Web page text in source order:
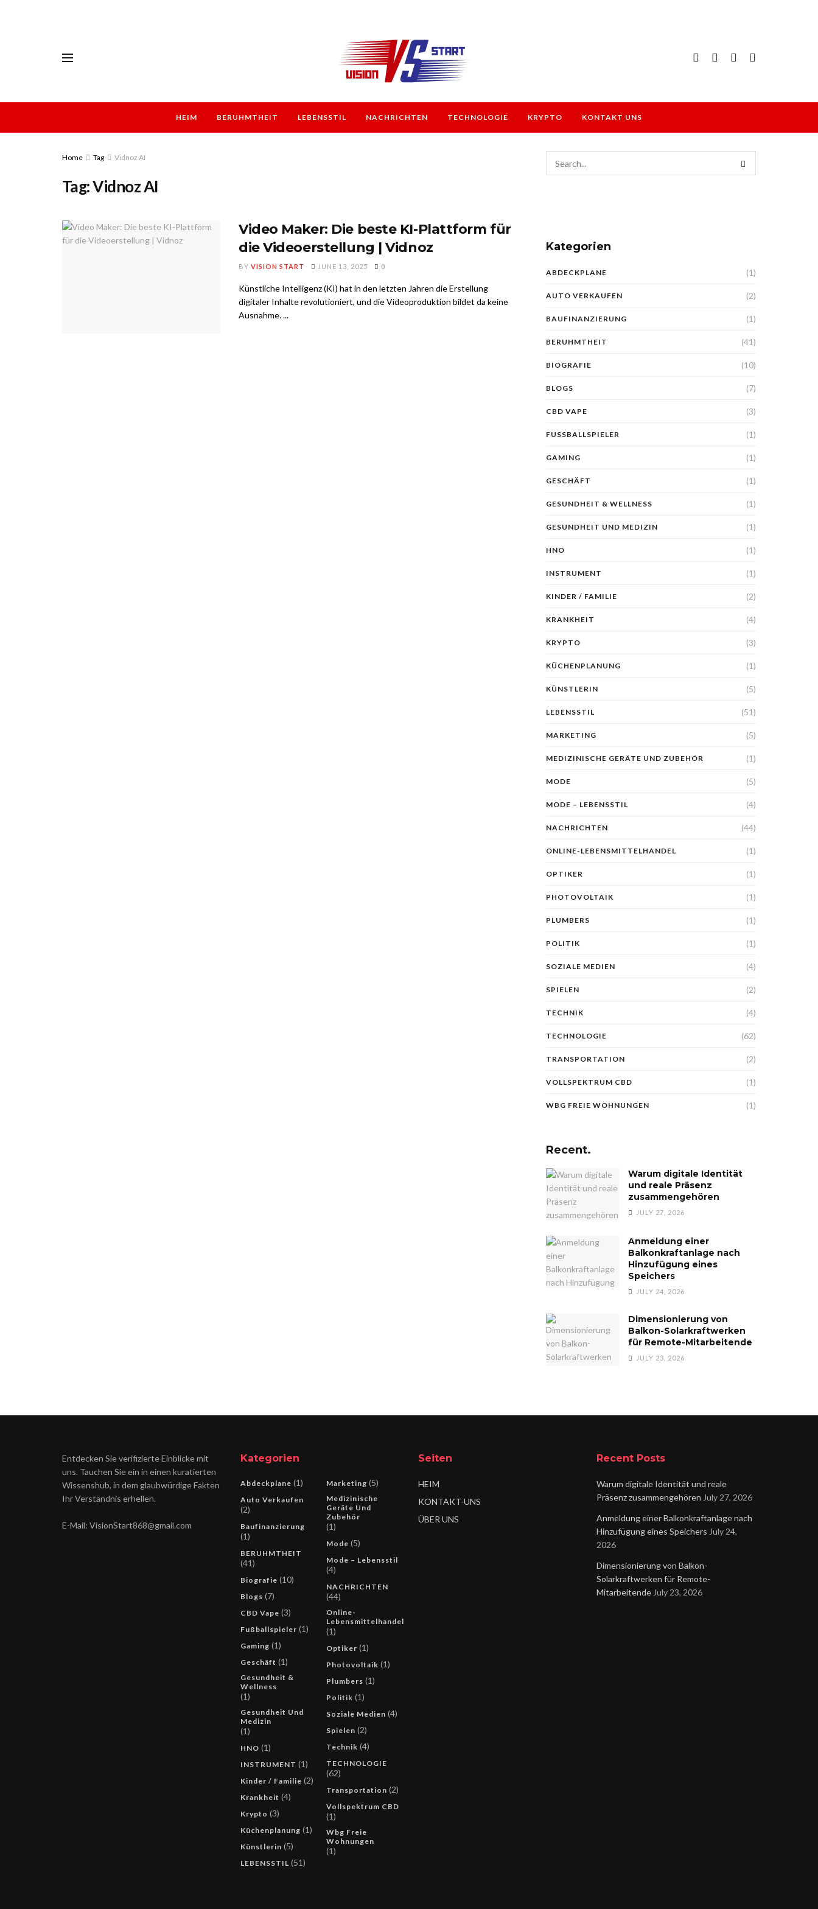
HEIM BERUHMTHEIT LEBENSSTIL NACHRICHTEN TECHNOLOGIE KRYPTO KONTAKT UNS
Home Tag Vidnoz AI
Tag:Vidnoz AI
Video Maker: Die beste KI-Plattform für
die Videoerstellung | Vidnoz
BY VISION START JUNE 13, 2025 0
Künstliche Intelligenz (KI) hat in den letzten Jahren die Erstellung
digitaler Inhalte revolutioniert, und die Videoproduktion bildet da keine
Ausnahme. ...
Kategorien
ABDECKPLANE (1)
AUTO VERKAUFEN (2)
BAUFINANZIERUNG (1)
BERUHMTHEIT (41)
BIOGRAFIE (10)
BLOGS (7)
CBD VAPE (3)
FUSSBALLSPIELER (1)
GAMING (1)
GESCHÄFT (1)
GESUNDHEIT & WELLNESS (1)
GESUNDHEIT UND MEDIZIN (1)
HNO (1)
INSTRUMENT (1)
KINDER / FAMILIE (2)
KRANKHEIT (4)
KRYPTO (3)
KÜCHENPLANUNG (1)
KÜNSTLERIN (5)
LEBENSSTIL (51)
MARKETING (5)
MEDIZINISCHE GERÄTE UND ZUBEHÖR (1)
MODE (5)
MODE – LEBENSSTIL (4)
NACHRICHTEN (44)
ONLINE-LEBENSMITTELHANDEL (1)
OPTIKER (1)
PHOTOVOLTAIK (1)
PLUMBERS (1)
POLITIK (1)
SOZIALE MEDIEN (4)
SPIELEN (2)
TECHNIK (4)
TECHNOLOGIE (62)
TRANSPORTATION (2)
VOLLSPEKTRUM CBD (1)
WBG FREIE WOHNUNGEN (1)
Recent.
Warum digitale Identität
und reale Präsenz
zusammengehören
JULY 27, 2026
Anmeldung einer
Balkonkraftanlage nach
Hinzufügung eines
Speichers
JULY 24, 2026
Dimensionierung von
Balkon-Solarkraftwerken
für Remote-Mitarbeitende
JULY 23, 2026
Entdecken Sie verifizierte Einblicke mit
uns. Tauchen Sie ein in einen kuratierten
Wissenshub, in dem glaubwürdige Fakten
Ihr Verständnis erhellen.
E-Mail: VisionStart868@gmail.com
Kategorien
Abdeckplane (1)
Auto Verkaufen
(2)
Baufinanzierung
(1)
BERUHMTHEIT
(41)
Biografie (10)
Blogs (7)
CBD Vape (3)
Fußballspieler (1)
Gaming (1)
Geschäft (1)
Gesundheit &
Wellness
(1)
Gesundheit Und
Medizin
(1)
HNO (1)
INSTRUMENT (1)
Kinder / Familie (2)
Krankheit (4)
Krypto (3)
Küchenplanung (1)
Künstlerin (5)
LEBENSSTIL (51)
Marketing (5)
Medizinische
Geräte Und
Zubehör
(1)
Mode (5)
Mode – Lebensstil
(4)
NACHRICHTEN
(44)
Online-
Lebensmittelhandel
(1)
Optiker (1)
Photovoltaik (1)
Plumbers (1)
Politik (1)
Soziale Medien (4)
Spielen (2)
Technik (4)
TECHNOLOGIE
(62)
Transportation (2)
Vollspektrum CBD
(1)
Wbg Freie
Wohnungen
(1)
Seiten
HEIM
KONTAKT-UNS
ÜBER UNS
Recent Posts
Warum digitale Identität und reale
Präsenz zusammengehören July 27, 2026
Anmeldung einer Balkonkraftanlage nach
Hinzufügung eines Speichers July 24,
2026
Dimensionierung von Balkon-
Solarkraftwerken für Remote-
Mitarbeitende July 23, 2026